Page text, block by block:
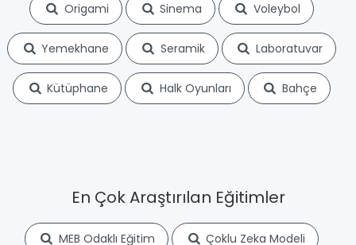
Origami Sinema Voleybol
Yemekhane Seramik Laboratuvar
Kütüphane Halk Oyunları Bahçe
En Çok Araştırılan Eğitimler
MEB Odaklı Eğitim Çoklu Zeka Modeli